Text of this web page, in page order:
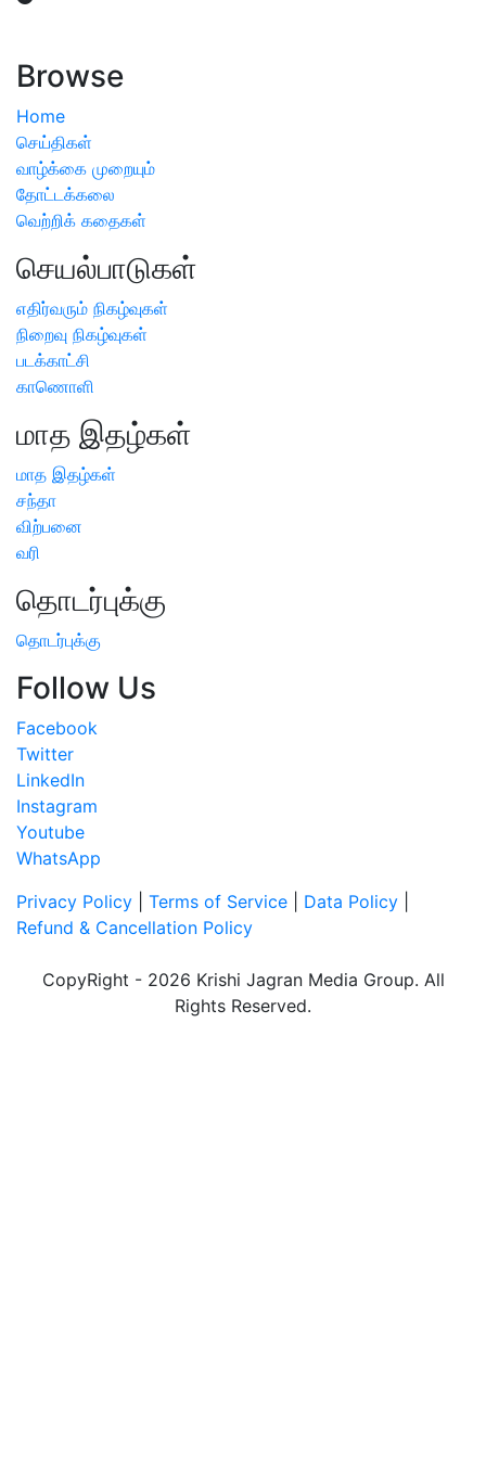
Browse
Home
செய்திகள்
வாழ்க்கை முறையும்
தோட்டக்கலை
வெற்றிக் கதைகள்
செயல்பாடுகள்
எதிர்வரும் நிகழ்வுகள்
நிறைவு நிகழ்வுகள்
படக்காட்சி
காணொளி
மாத இதழ்கள்
மாத இதழ்கள்
சந்தா
விற்பனை
வரி
தொடர்புக்கு
தொடர்புக்கு
Follow Us
Facebook
Twitter
LinkedIn
Instagram
Youtube
WhatsApp
Privacy Policy
Terms of Service Data Policy
Refund & Cancellation Policy
CopyRight - 2026 Krishi Jagran Media Group. All
Rights Reserved.